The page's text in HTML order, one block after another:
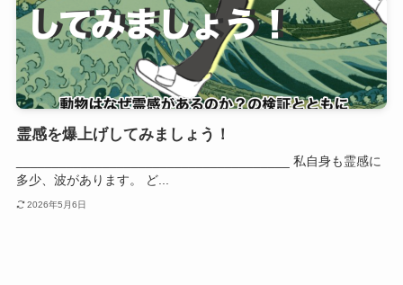
霊感を爆上げしてみましょう！
______________________________________ 私自身も霊感に
多少、波があります。 ど...
2026年5月6日